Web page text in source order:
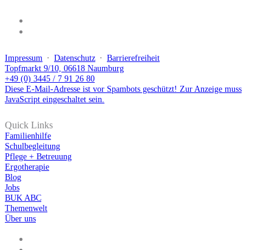
Impressum ⋅ Datenschutz ⋅ Barrierefreiheit
Topfmarkt 9/10, 06618 Naumburg
+49 (0) 3445 / 7 91 26 80
Diese E-Mail-Adresse ist vor Spambots geschützt! Zur Anzeige muss
JavaScript eingeschaltet sein.
Quick Links
Familienhilfe
Schulbegleitung
Pflege + Betreuung
Ergotherapie
Blog
Jobs
BUK ABC
Themenwelt
Über uns